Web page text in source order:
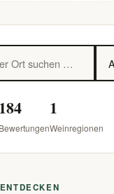
184
Bewertungen
1
Weinregionen